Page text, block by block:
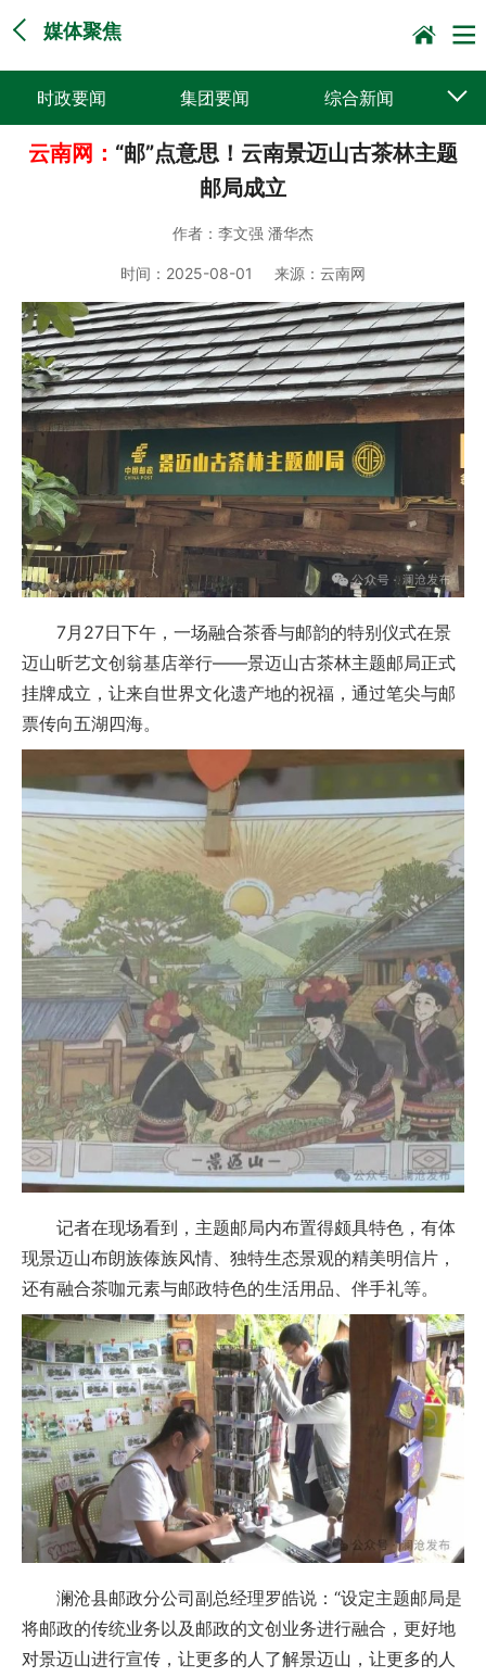
媒体聚焦
时政要闻 集团要闻 综合新闻
媒体聚焦 党建动态 普遍服务
云南网： “邮”点意思！云南景迈山古茶林主题
邮局成立
作者： 李文强 潘华杰
时间： 2025-08-01 来源： 云南网
7月27日下午，一场融合茶香与邮韵的特别仪式在景
迈山昕艺文创翁基店举行——景迈山古茶林主题邮局正式
挂牌成立，让来自世界文化遗产地的祝福，通过笔尖与邮
票传向五湖四海。
记者在现场看到，主题邮局内布置得颇具特色，有体
现景迈山布朗族傣族风情、独特生态景观的精美明信片，
还有融合茶咖元素与邮政特色的生活用品、伴手礼等。
澜沧县邮政分公司副总经理罗皓说：“设定主题邮局是
将邮政的传统业务以及邮政的文创业务进行融合，更好地
对景迈山进行宣传，让更多的人了解景迈山，让更多的人